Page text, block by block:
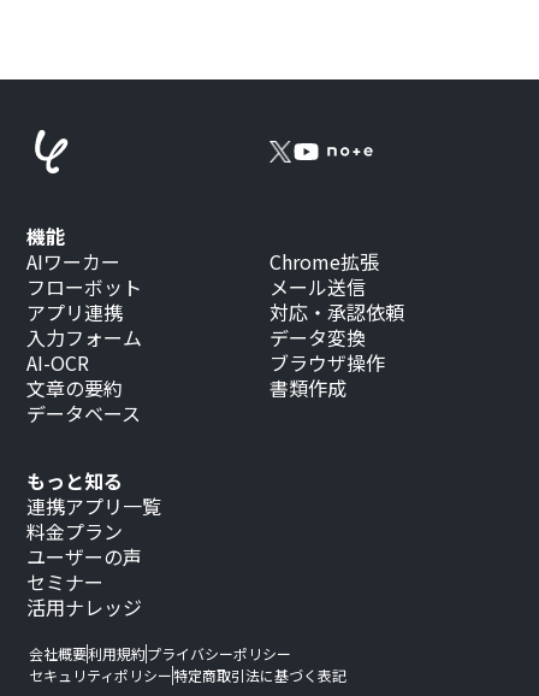
もっと知る
連携アプリ一覧
料金プラン
ユーザーの声
セミナー
活用ナレッジ
機能
AIワーカー
フローボット
アプリ連携
入力フォーム
AI-OCR
文章の要約
データベース
Chrome拡張
メール送信
対応・承認依頼
データ変換
ブラウザ操作
書類作成
会社概要利用規約プライバシーポリシー
セキュリティポリシー特定商取引法に基づく表記